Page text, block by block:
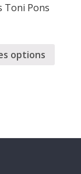
Toni Pons
options